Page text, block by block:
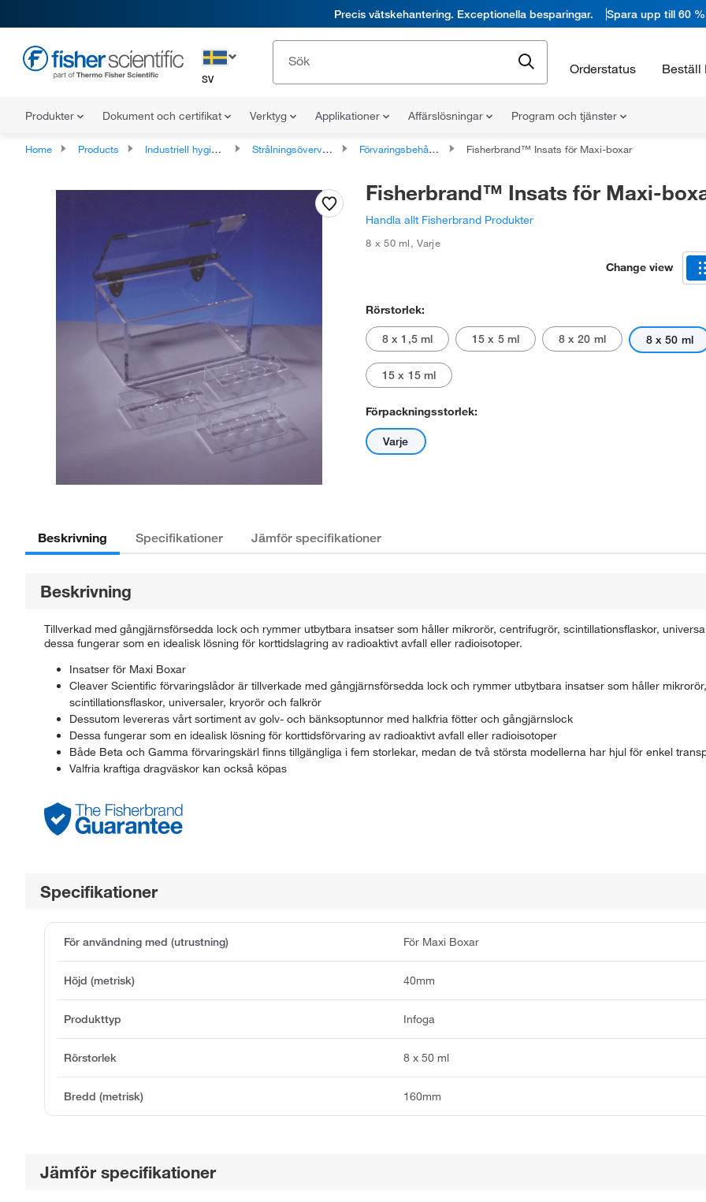
Precis vätskehantering. Exceptionella besparingar. Spara upp till 60 %
SV
Orderstatus Beställ
Produkter Dokument och certifikat Verktyg Applikationer Affärslösningar Program och tjänster
Home Products Industriell hygien och miljöövervakning Strålningsövervakningsinstrument Förvaringsbehållare för radioaktivt material Fisherbrand™ Insats för Maxi-boxar
Fisherbrand™ Insats för Maxi-
Handla allt Fisherbrand Produkter
8 x 50 ml,Varje
Change view
Rörstorlek:
8 x 1,5 ml 15 x 5 ml 8 x 20 ml 8 x 50 ml
15 x 15 ml
Förpackningsstorlek:
Varje
Beskrivning Specifikationer Jämför specifikationer
Beskrivning
Tillverkad med gångjärnsförsedda lock och rymmer utbytbara insatser som håller mikrorör, centrifugrör, scintillationsflaskor,
dessa fungerar som en idealisk lösning för korttidslagring av radioaktivt avfall eller radioisotoper.
Insatser för Maxi Boxar
Cleaver Scientific förvaringslådor är tillverkade med gångjärnsförsedda lock och rymmer utbytbara insatser som håller
scintillationsflaskor, universaler, kryorör och falkrör
Dessutom levereras vårt sortiment av golv- och bänksoptunnor med halkfria fötter och gångjärnslock
Dessa fungerar som en idealisk lösning för korttidsförvaring av radioaktivt avfall eller radioisotoper
Både Beta och Gamma förvaringskärl finns tillgängliga i fem storlekar, medan de två största modellerna har hjul för enkel
Valfria kraftiga dragväskor kan också köpas
Specifikationer
För användning med (utrustning) För Maxi Boxar
Höjd (metrisk) 40mm
Produkttyp Infoga
Rörstorlek 8 x 50 ml
Bredd (metrisk) 160mm
Jämför specifikationer